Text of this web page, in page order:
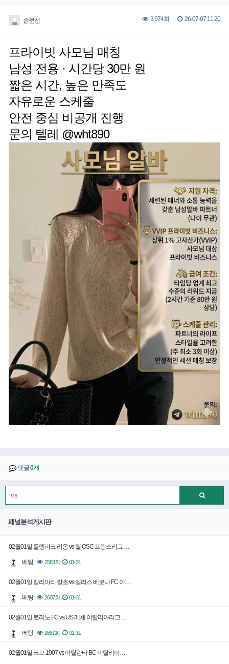
손문선 3,974회 26-07-07 11:20
프라이빗 사모님 매칭
남성 전용 · 시간당 30만 원
짧은 시간, 높은 만족도
자유로운 스케줄
안전 중심 비공개 진행
문의 텔레 @wht890
댓글0개
패널분석게시판
02월01일 올랭피크 리옹 vs 릴 OSC 프랑스리그 …
베팅 2583회 01-31
02월01일 칼리아리 칼초 vs 엘라스 베로나 FC 이…
베팅 2607회 01-31
02월01일 토리노 FC vs US 레체 이탈리아리그 …
베팅 2687회 01-31
02월01일 코모 1907 vs 아탈란타 BC 이탈리아…